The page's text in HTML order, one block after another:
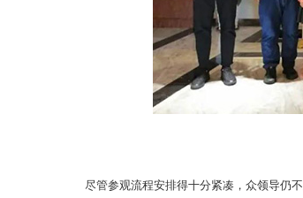
尽管参观流程安排得十分紧凑，众领导仍不